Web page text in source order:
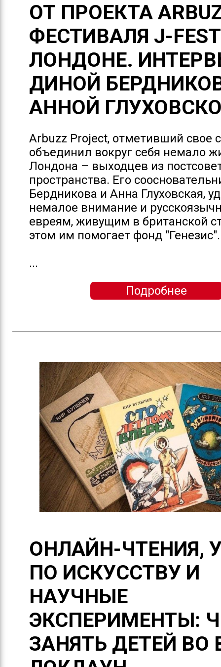
ОТ ПРОЕКТА
ФЕСТИВАЛЯ J-
ЛОНДОНЕ.
ДИНОЙ
АННОЙ
Arbuzz Project, отметивший свое
объединил вокруг себя немало
Лондона – выходцев из
пространства. Его
Бердникова и Анна Глуховская,
немалое внимание и
евреям, живущим в британской
этом им помогает фонд "Генезис".
...
Подробнее
ОНЛАЙН-ЧТЕНИЯ,
ПО ИСКУССТВУ И
НАУЧНЫЕ
ЭКСПЕРИМЕНТЫ:
ЗАНЯТЬ ДЕТЕЙ ВО